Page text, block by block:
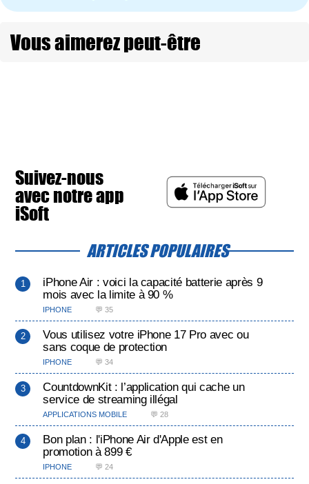
Vous aimerez peut-être
Suivez-nous
avec notre app
iSoft
ARTICLES POPULAIRES
iPhone Air : voici la capacité batterie après 9
mois avec la limite à 90 %
IPHONE 💬 35
Vous utilisez votre iPhone 17 Pro avec ou
sans coque de protection
IPHONE 💬 34
CountdownKit : l’application qui cache un
service de streaming illégal
APPLICATIONS MOBILE 💬 28
Bon plan : l'iPhone Air d'Apple est en
promotion à 899 €
IPHONE 💬 24